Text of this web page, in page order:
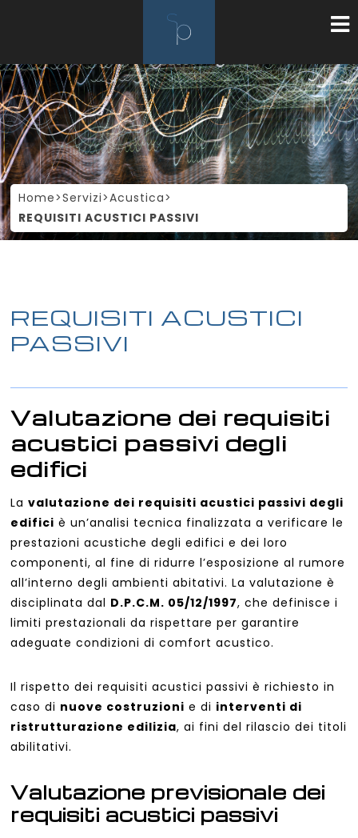
Home>Servizi>Acustica>
REQUISITI ACUSTICI PASSIVI
REQUISITI ACUSTICI
PASSIVI
Valutazione dei requisiti
acustici passivi degli
edifici
Lavalutazione dei requisiti acustici passivi degli
edifici è un’analisi tecnica finalizzata a verificare le
prestazioni acustiche degli edifici e dei loro
componenti, al fine di ridurre l’esposizione al rumore
all’interno degli ambienti abitativi. La valutazione è
disciplinata dal D.P.C.M. 05/12/1997, che definisce i
limiti prestazionali da rispettare per garantire
adeguate condizioni di comfort acustico.
Il rispetto dei requisiti acustici passivi è richiesto in
caso di nuove costruzioni e di interventi di
ristrutturazione edilizia, ai fini del rilascio dei titoli
abilitativi.
Valutazione previsionale dei
requisiti acustici passivi